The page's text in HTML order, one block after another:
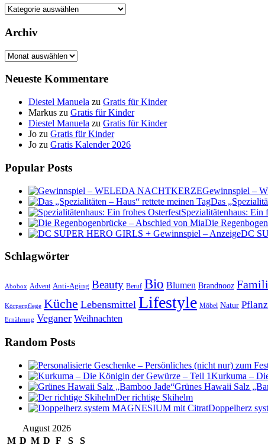
Kategorien
Archiv
Archiv
Neueste Kommentare
Diestel Manuela zu Gratis für Kinder
Markus zu Gratis für Kinder
Diestel Manuela zu Gratis für Kinder
Jo zu Gratis für Kinder
Jo zu Gratis Kalender 2026
Popular Posts
Gewinnspiel –
Das
Spezialitätenhaus: Ein
Die
DC
Schlagwörter
Abobox Advent Anti-Aging Beauty Beruf Bio Blumen Brandnooz
Körperpflege Küche Lebensmittel Lifestyle Möbel Natur
Ernährung Veganer Weihnachten
Random Posts
Kurkuma –
Grünes Hawaii Salz
Der richtige Skihelm
Doppelherz
August 2026
M D M D F S S